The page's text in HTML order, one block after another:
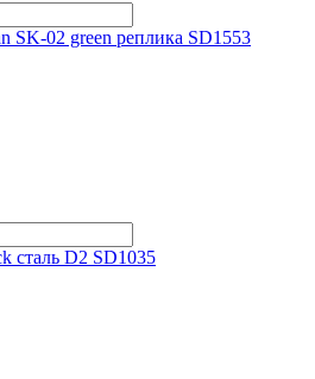
SK-02 green реплика SD1553
сталь D2 SD1035